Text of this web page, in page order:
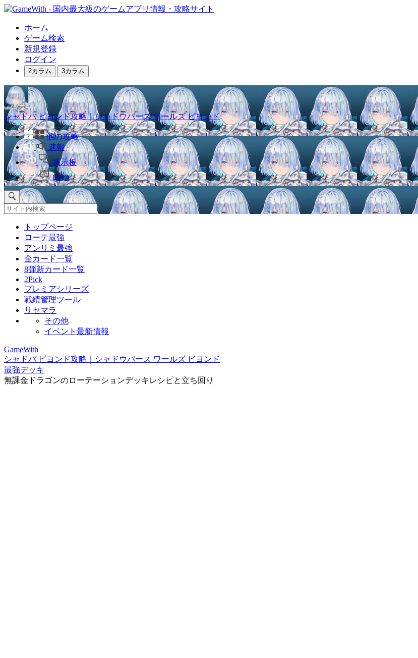
ホーム
ゲーム検索
新規登録
ログイン
2カラム 3カラム
シャドバ ビヨンド攻略｜シャドウバース ワールズ ビヨンド
他の攻略
速報
掲示板
Q&A
トップページ
ローテ最強
アンリミ最強
全カード一覧
8弾新カード一覧
2Pick
プレミアシリーズ
戦績管理ツール
リセマラ
その他
イベント最新情報
GameWith
シャドバ ビヨンド攻略｜シャドウバース ワールズ ビヨンド
最強デッキ
無課金ドラゴンのローテーションデッキレシピと立ち回り